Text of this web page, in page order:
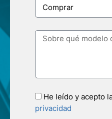
He leído y acepto
privacidad